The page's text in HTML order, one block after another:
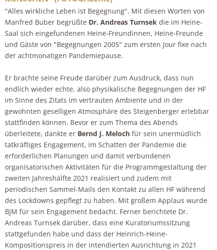
"Alles wirkliche Leben ist Begegnung". Mit diesen Worten von
Manfred Buber begrüßte Dr. Andreas Turnsek die im Heine-
Saal sich eingefundenen Heine-Freundinnen, Heine-Freunde
und Gäste von "Begegnungen 2005" zum ersten Jour fixe nach
der achtmonatigen Pandemiepause.
Er brachte seine Freude darüber zum Ausdruck, dass nun
endlich wieder echte, also physikalische Begegnungen der HF
im Sinne des Zitats im vertrauten Ambiente und in der
gewohnten geselligen Atmosphäre des Steigenberger erlebbar
stattfinden können. Bevor er zum Thema des Abends
überleitete, dankte er Bernd J. Meloch für sein unermüdlich
tatkräftiges Engagement, im Schatten der Pandemie die
erforderlichen Planungen und damit verbundenen
organisatorischen Aktivitäten für die Programmgestaltung der
zweiten Jahreshälfte 2021 realisiert und zudem mit
periodischen Sammel-Mails den Kontakt zu allen HF während
des Lockdowns gepflegt zu haben. Mit großem Applaus wurde
BJM für sein Engagement bedacht. Ferner berichtete Dr.
Andreas Turnsek darüber, dass eine Kuratoriumssitzung
stattgefunden habe und dass der Heinrich-Heine-
Kompositionspreis in der intendierten Ausrichtung in 2021